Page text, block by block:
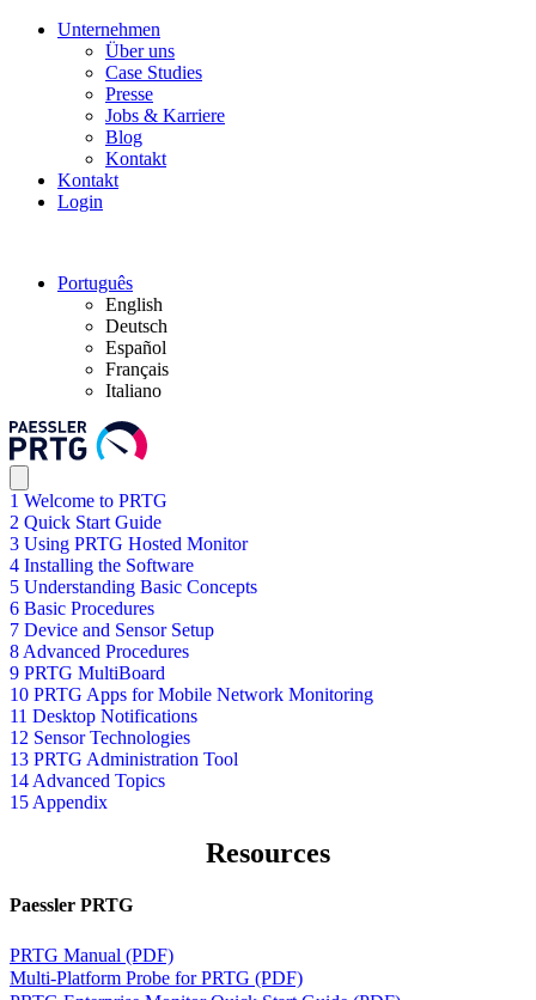
Unternehmen
Über uns
Case Studies
Presse
Jobs & Karriere
Blog
Kontakt
Kontakt
Login
Português
English
Deutsch
Español
Français
Italiano
1 Welcome to PRTG
2 Quick Start Guide
3 Using PRTG Hosted Monitor
4 Installing the Software
5 Understanding Basic Concepts
6 Basic Procedures
7 Device and Sensor Setup
8 Advanced Procedures
9 PRTG MultiBoard
10 PRTG Apps for Mobile Network Monitoring
11 Desktop Notifications
12 Sensor Technologies
13 PRTG Administration Tool
14 Advanced Topics
15 Appendix
Resources
Paessler PRTG
PRTG Manual (PDF)
Multi-Platform Probe for PRTG (PDF)